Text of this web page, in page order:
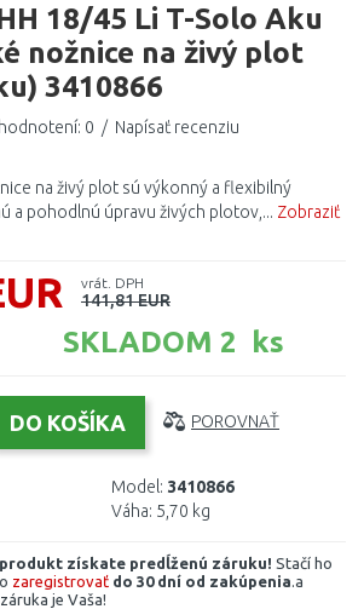
18/45 Li T-Solo Aku
nožnice na živý plot
3410866
0 / Napísať recenziu
na živý plot sú výkonný a flexibilný
a pohodlnú úpravu živých plotov,... Zobraziť
vrát. DPH
141,81 EUR
SKLADOM 2 ks
POROVNAŤ
Model: 3410866
Váha: 5,70 kg
získate predĺženú záruku! Stačí ho
zaregistrovať do 30 dní od zakúpenia.a
je Vaša!